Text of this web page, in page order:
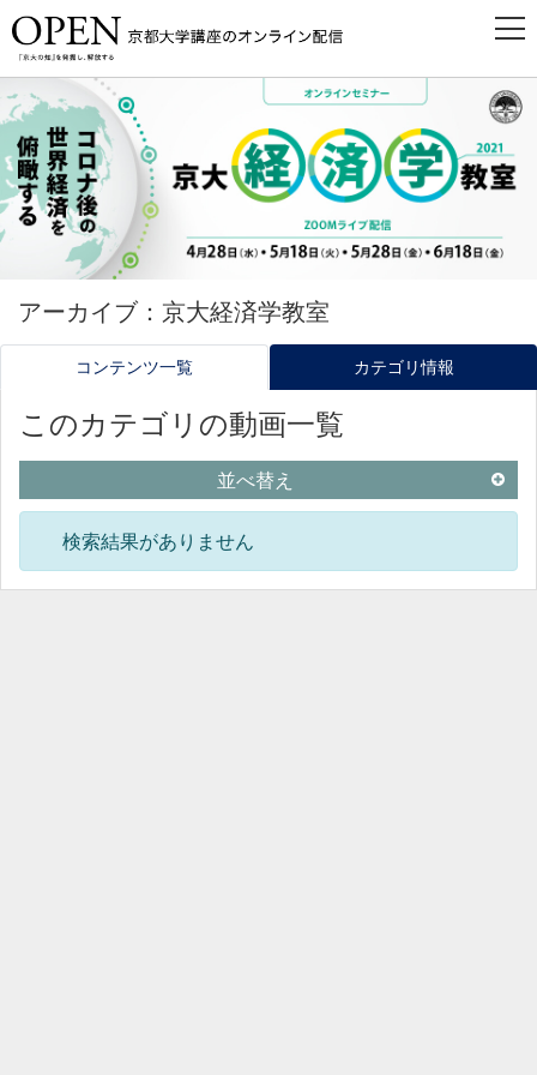
アーカイブ：京大経済学教室
コンテンツ一覧 カテゴリ情報
このカテゴリの動画一覧
並べ替え
検索結果がありません